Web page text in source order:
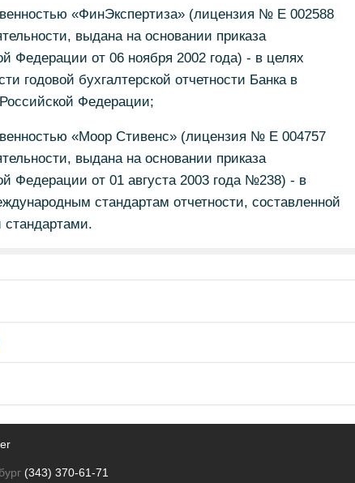
«ФинЭкспертиза» (лицензия № Е 002588
выдана на основании приказа
Федерации от 06 ноября 2002 года) - в целях
годовой бухгалтерской отчетности Банка в
Федерации;
«Моор Стивенс» (лицензия № Е 004757
выдана на основании приказа
Федерации от 01 августа 2003 года №238) - в
стандартам отчетности, составленной
(343) 370-61-71